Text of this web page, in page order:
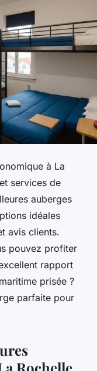
à La
services de
auberges
idéales
avis clients.
pouvez profiter
rapport
prisée ?
parfaite pour